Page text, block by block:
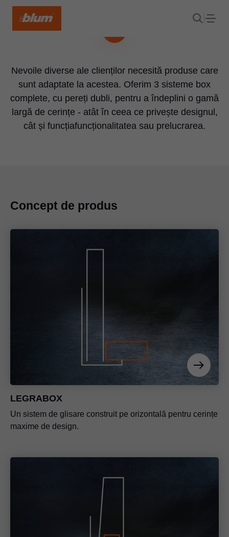
Sisteme box de la Blum
Think about the box
Nevoile diverse ale clienților necesită produse care
sunt adaptate la acestea. Oferim 3 sisteme box
complete, cu pereți dubli, pentru a îndeplini o gamă
largă de cerințe - atât în ceea ce privește designul,
cât și funcțiafuncționalitatea sau prelucrarea.
Concept de produs
LEGRABOX
Un sistem de glisare construit pe orizontală pentru cerințe
maxime de design.